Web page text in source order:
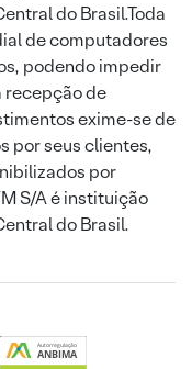
do Brasil.Toda
de computadores
podendo impedir
recepção de
exime-se de
por seus clientes,
por
S/A é instituição
do Brasil.